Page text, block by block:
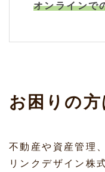
オンラインで
お困りの
不動産や資産管理
リンクデザイン株